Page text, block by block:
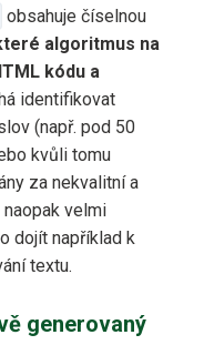
obsahuje číselnou
algoritmus na
kódu a
identifikovat
(např. pod 50
kvůli tomu
za nekvalitní a
velmi
dojít například k
textu.
generovaný